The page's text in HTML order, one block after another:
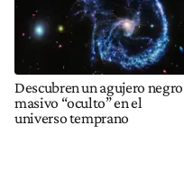
Descubren un agujero negro
masivo “oculto” en el
universo temprano